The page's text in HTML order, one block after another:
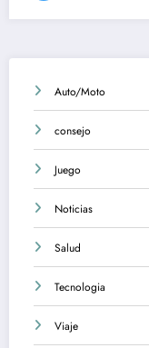
Auto/Moto
consejo
Juego
Noticias
Salud
Tecnologia
Viaje